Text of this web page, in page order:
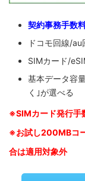
契約事務手数
ドコモ回線/
SIMカード/
基本データ容
く｣が選べる
※SIMカード発行
※お試し200MBコ
合は適用対象外